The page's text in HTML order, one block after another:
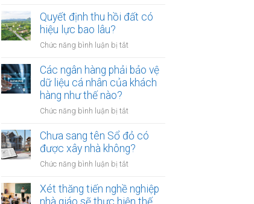
rọ
bao
nhiêu?
chấp
đất
có
bắt
tại
UBND
cấp
Quyết định thu hồi đất có
hiệu lực bao lâu?
Chức năng bình luận bị tắt
định
thu
có
lực
bao
Các ngân hàng phải bảo vệ
dữ liệu cá nhân của khách
hàng như thế nào?
Chức năng bình luận bị tắt
ngân
hàng
phải
bảo
dữ
Chưa sang tên Sổ đỏ có
được xây nhà không?
Chức năng bình luận bị tắt
sang
tên
Xét thăng tiến nghề nghiệp